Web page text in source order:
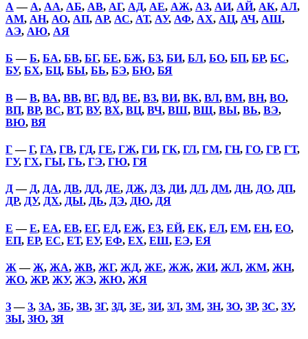
А — А, АА, АБ, АВ, АГ, АД, АЕ, АЖ, АЗ, АИ, АЙ, АК, АЛ,
АМ, АН, АО, АП, АР, АС, АТ, АУ, АФ, АХ, АЦ, АЧ, АШ,
АЭ, АЮ, АЯ
Б —Б, БА, БВ, БГ, БЕ, БЖ, БЗ, БИ, БЛ, БО, БП, БР, БС,
БУ, БХ, БЦ, БЫ, БЬ, БЭ, БЮ, БЯ
В—В, ВА, ВВ, ВГ, ВД, ВЕ, ВЗ, ВИ, ВК, ВЛ, ВМ, ВН, ВО,
ВП, ВР, ВС, ВТ, ВУ, ВХ, ВЦ, ВЧ, ВШ, ВЩ, ВЫ, ВЬ, ВЭ,
ВЮ, ВЯ
Г—Г, ГА, ГВ, ГД, ГЕ, ГЖ, ГИ, ГК, ГЛ, ГМ, ГН, ГО, ГР, ГТ,
ГУ, ГХ, ГЫ, ГЬ, ГЭ, ГЮ, ГЯ
Д— Д, ДА, ДВ, ДД, ДЕ, ДЖ, ДЗ, ДИ, ДЛ, ДМ, ДН, ДО, ДП,
ДР, ДУ, ДХ, ДЫ, ДЬ, ДЭ, ДЮ, ДЯ
Е —Е, ЕА, ЕВ, ЕГ, ЕД, ЕЖ, ЕЗ, ЕЙ, ЕК, ЕЛ, ЕМ, ЕН, ЕО,
ЕП, ЕР, ЕС, ЕТ, ЕУ, ЕФ, ЕХ, ЕШ, ЕЭ, ЕЯ
Ж —Ж, ЖА, ЖВ, ЖГ, ЖД, ЖЕ, ЖЖ, ЖИ, ЖЛ, ЖМ, ЖН,
ЖО, ЖР, ЖУ, ЖЭ, ЖЮ, ЖЯ
З—З, ЗА, ЗБ, ЗВ, ЗГ, ЗД, ЗЕ, ЗИ, ЗЛ, ЗМ, ЗН, ЗО, ЗР, ЗС, ЗУ,
ЗЫ, ЗЮ, ЗЯ